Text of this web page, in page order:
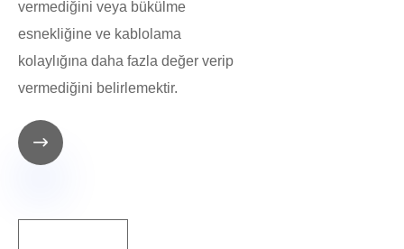
vermediğini veya bükülme
esnekliğine ve kablolama
kolaylığına daha fazla değer verip
vermediğini belirlemektir.
